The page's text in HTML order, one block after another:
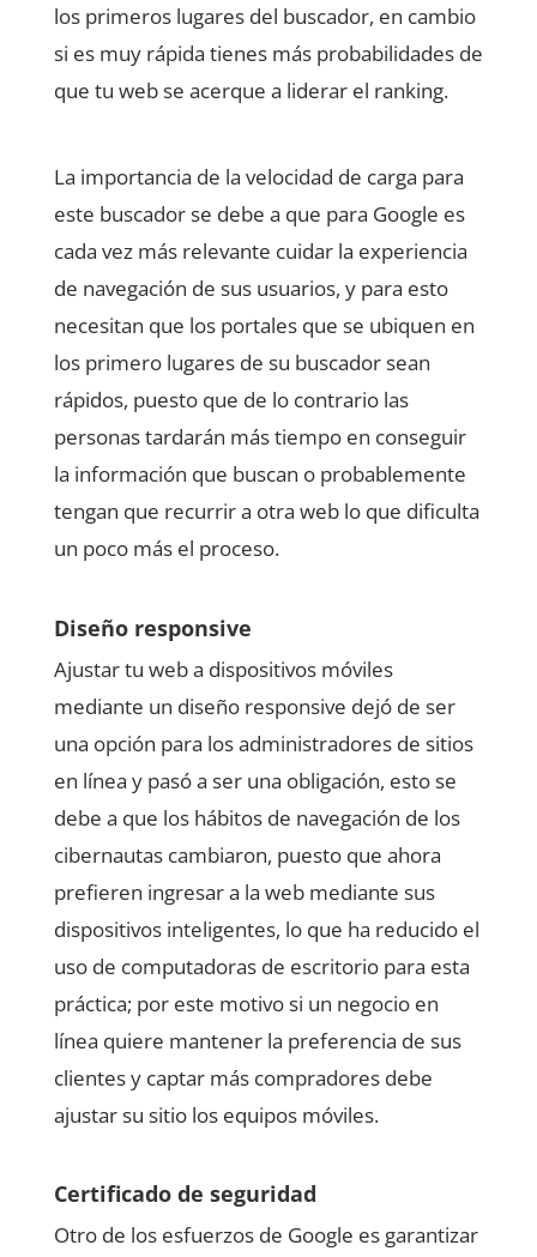
los primeros lugares del buscador, en cambio
si es muy rápida tienes más probabilidades de
que tu web se acerque a liderar el ranking.
La importancia de la velocidad de carga para
este buscador se debe a que para Google es
cada vez más relevante cuidar la experiencia
de navegación de sus usuarios, y para esto
necesitan que los portales que se ubiquen en
los primero lugares de su buscador sean
rápidos, puesto que de lo contrario las
personas tardarán más tiempo en conseguir
la información que buscan o probablemente
tengan que recurrir a otra web lo que dificulta
un poco más el proceso.
Diseño responsive
Ajustar tu web a dispositivos móviles
mediante un diseño responsive dejó de ser
una opción para los administradores de sitios
en línea y pasó a ser una obligación, esto se
debe a que los hábitos de navegación de los
cibernautas cambiaron, puesto que ahora
prefieren ingresar a la web mediante sus
dispositivos inteligentes, lo que ha reducido el
uso de computadoras de escritorio para esta
práctica; por este motivo si un negocio en
línea quiere mantener la preferencia de sus
clientes y captar más compradores debe
ajustar su sitio los equipos móviles.
Certificado de seguridad
Otro de los esfuerzos de Google es garantizar